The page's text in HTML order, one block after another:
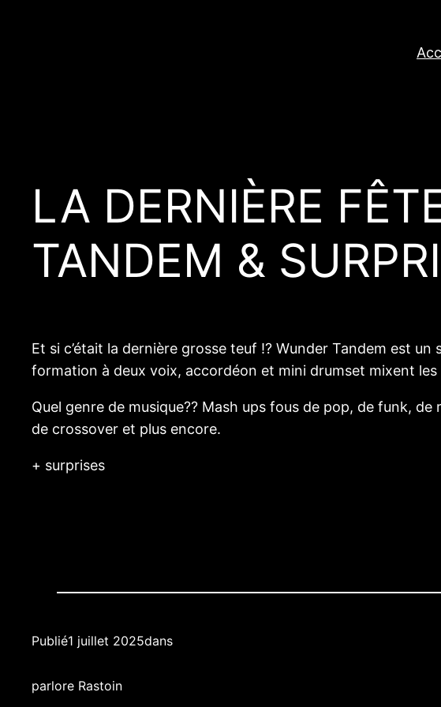
LA DERNIÈRE
TANDEM &
Et si c’était la dernière grosse teuf !? Wunder Tandem est
formation à deux voix, accordéon et mini drumset mixent
Quel genre de musique?? Mash ups fous de pop, de funk,
de crossover et plus encore.
+ surprises
Publié1 juillet 2025dans
parlore Rastoin